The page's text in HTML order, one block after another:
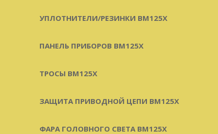
УПЛОТНИТЕЛИ/РЕЗИНКИ BM125X
ПАНЕЛЬ ПРИБОРОВ BM125X
ТРОСЫ BM125X
ЗАЩИТА ПРИВОДНОЙ ЦЕПИ BM125X
ФАРА ГОЛОВНОГО СВЕТА BM125X